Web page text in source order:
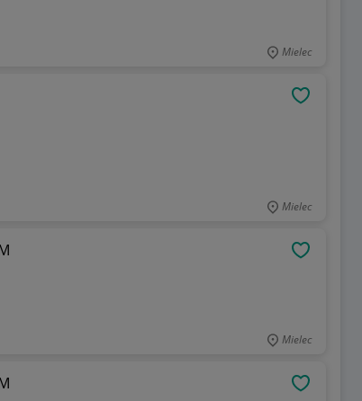
Mielec
Mielec
Mielec